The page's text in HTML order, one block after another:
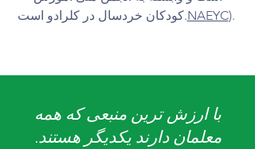
کودکان خردسال در کلرادو است.NAEYC).
با ارزش ترین منبعی که همه
معلمان دارند یکدیگر هستند.